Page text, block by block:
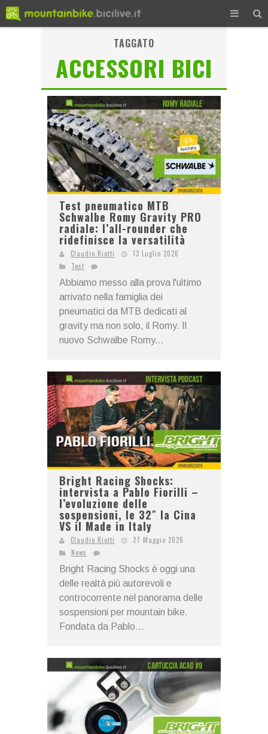
TAGGATO
ACCESSORI BICI
Test pneumatico MTB
Schwalbe Romy Gravity PRO
radiale: l’all-rounder che
ridefinisce la versatilità
Claudio Riotti
13 Luglio 2026
Test
Abbiamo messo alla prova l'ultimo
arrivato nella famiglia dei
pneumatici da MTB dedicati al
gravity ma non solo, il Romy. Il
nuovo Schwalbe Romy...
Bright Racing Shocks:
intervista a Pablo Fiorilli –
l’evoluzione delle
sospensioni, le 32″ la Cina
VS il Made in Italy
Claudio Riotti
27 Maggio 2026
News
Bright Racing Shocks è oggi una
delle realtà più autorevoli e
controcorrente nel panorama delle
sospensioni per mountain bike.
Fondata da Pablo...